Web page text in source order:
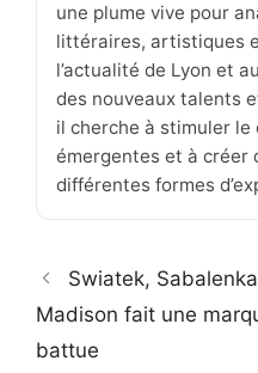
une plume vive pour
littéraires, artistiques
l’actualité de Lyon et
des nouveaux talents
il cherche à stimuler
émergentes et à créer
différentes formes
Swiatek,
Madison fait une
battue